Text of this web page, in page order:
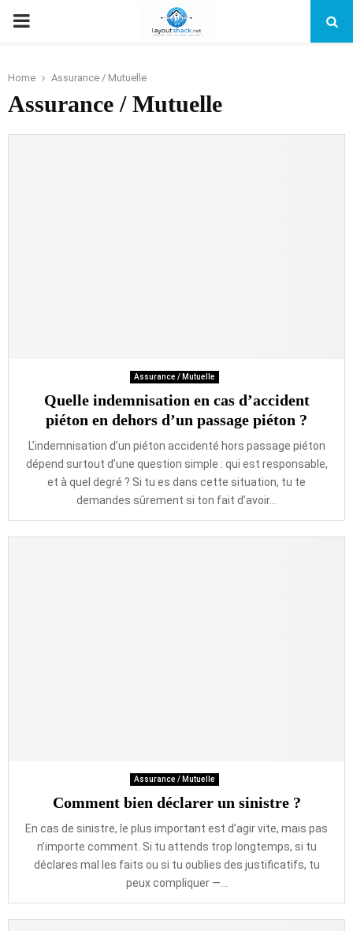
PRIMARY
Home Assurance / Mutuelle
Assurance / Mutuelle
Assurance / Mutuelle
Quelle indemnisation en cas d’accident
piéton en dehors d’un passage piéton ?
L’indemnisation d’un piéton accidenté hors passage piéton
dépend surtout d’une question simple : qui est responsable,
et à quel degré ? Si tu es dans cette situation, tu te
demandes sûrement si ton fait d’avoir...
Assurance / Mutuelle
Comment bien déclarer un sinistre ?
En cas de sinistre, le plus important est d’agir vite, mais pas
n’importe comment. Si tu attends trop longtemps, si tu
déclares mal les faits ou si tu oublies des justificatifs, tu
peux compliquer —...